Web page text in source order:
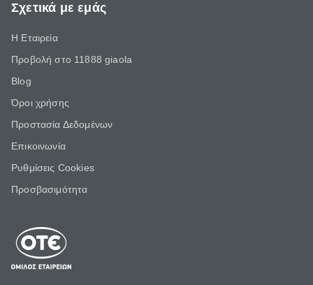
Σχετικά με εμάς
Η Εταιρεία
Προβολή στο 11888 giaola
Blog
Όροι χρήσης
Προστασία Δεδομένων
Επικοινωνία
Ρυθμίσεις Cookies
Προσβασιμότητα